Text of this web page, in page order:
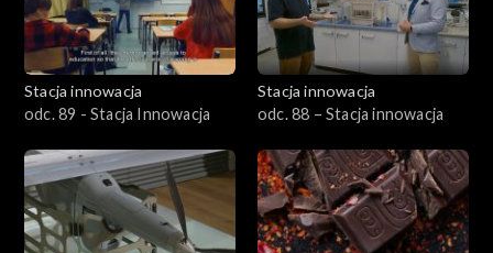
Stacja innowacja
odc. 89 - Stacja Innowacja
Stacja innowacja
odc. 88 – Stacja innowacja